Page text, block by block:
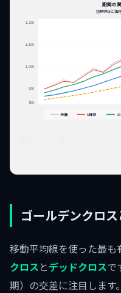
期間の
短期線ほど価
1,200
1,100
1,000
900
800
株価 5日線
ゴールデンクロ
移動平均線を使った最
クロスとデッドクロスで
期）の交差に注目します。